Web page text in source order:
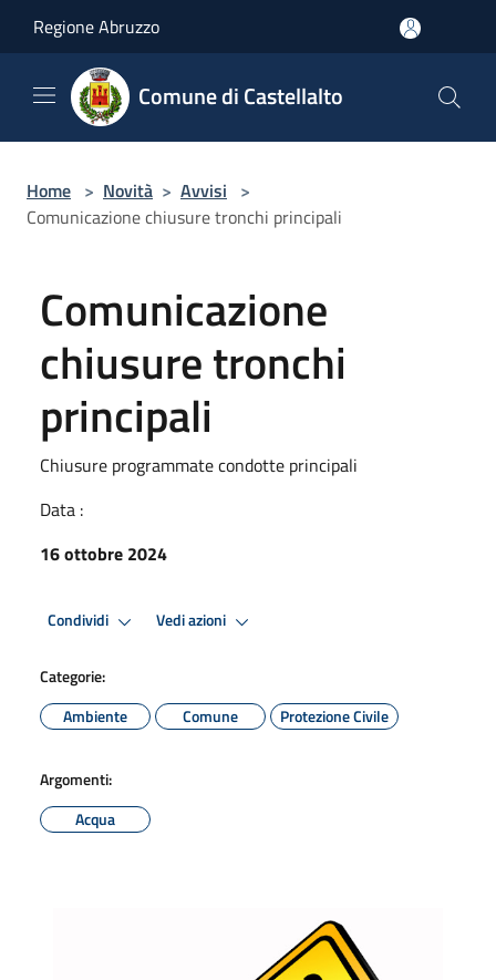
Regione Abruzzo
Comune di Castellalto
Home > Novità > Avvisi >
Comunicazione chiusure tronchi principali
Comunicazione
chiusure tronchi
principali
Chiusure programmate condotte principali
Data :
16 ottobre 2024
Condividi Vedi azioni
Categorie:
Ambiente
Comune Protezione Civile
Argomenti:
Acqua